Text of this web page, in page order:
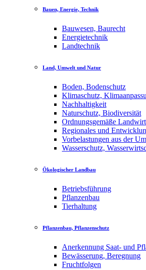
Bauen, Energie, Technik
Bauwesen, Baurecht
Energietechnik
Landtechnik
Land, Umwelt und Natur
Boden, Bodenschutz
Klimaschutz,
Nachhaltigkeit
Naturschutz, Biodiversität
Ordnungsgemäße
Regionales und
Vorbelastungen aus der
Wasserschutz,
Ökologischer Landbau
Betriebsführung
Pflanzenbau
Tierhaltung
Pflanzenbau, Pflanzenschutz
Anerkennung Saat- und
Bewässerung, Beregnung
Fruchtfolgen